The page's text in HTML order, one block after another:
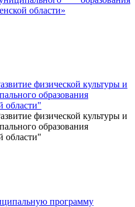
области»
физической культуры и
образования
области"
физической культуры и
образования
области"
программу